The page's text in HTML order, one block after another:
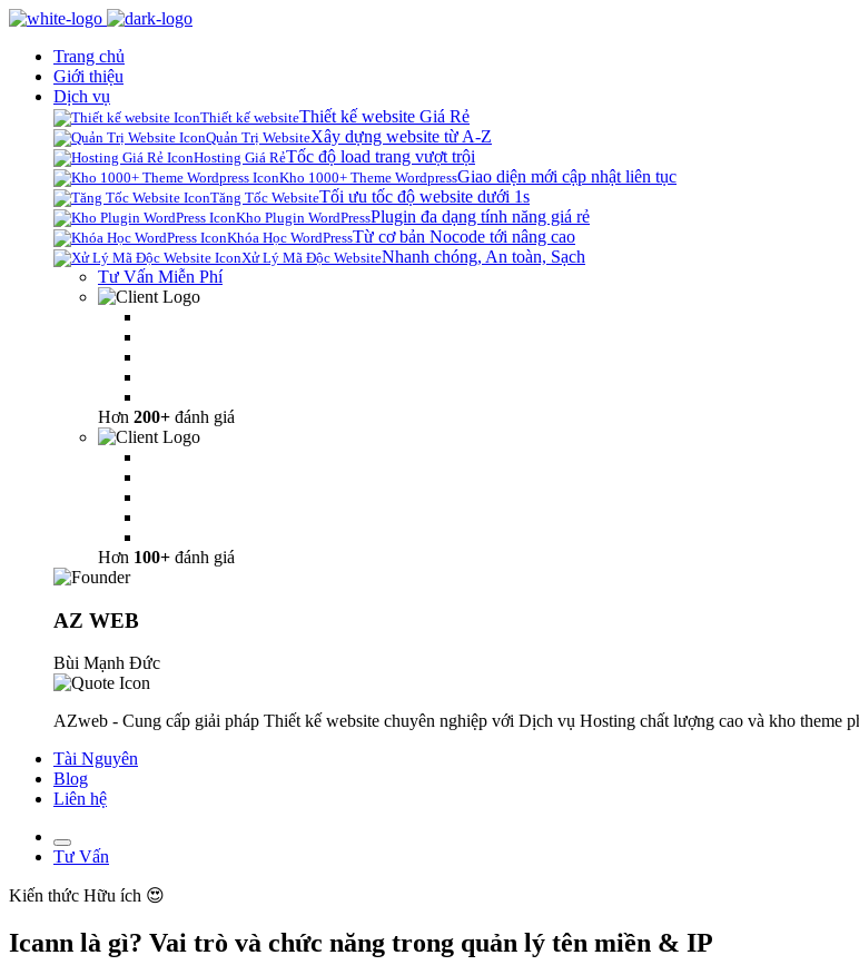
Trang chủ
Giới thiệu
Dịch vụ
Thiết kế websiteThiết kế website Giá Rẻ
Quản Trị WebsiteXây dựng website từ A-Z
Hosting Giá RẻTốc độ load trang vượt trội
Kho 1000+ Theme WordpressGiao diện mới cập nhật liên tục
Tăng Tốc WebsiteTối ưu tốc độ website dưới 1s
Kho Plugin WordPressPlugin đa dạng tính năng giá rẻ
Khóa Học WordPressTừ cơ bản Nocode tới nâng cao
Xử Lý Mã Độc WebsiteNhanh chóng, An toàn, Sạch
Tư Vấn Miễn Phí
Hơn 200+ đánh giá
Hơn 100+ đánh giá
AZ WEB
Bùi Mạnh Đức
AZweb - Cung cấp giải pháp Thiết kế website chuyên nghiệp với Dịch vụ Hosting chất lượng cao và kho theme
Tài Nguyên
Blog
Liên hệ
Tư Vấn
Kiến thức Hữu ích 😍
Icann là gì? Vai trò và chức năng trong quản lý tên miền & IP